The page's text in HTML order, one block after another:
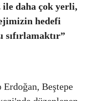
ile daha çok yerli,
hedefi
sıfırlamaktır”
Erdoğan, Beştepe